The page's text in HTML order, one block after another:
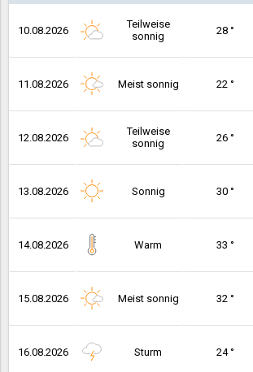
10.08.2026
Teilweise
sonnig
28 °
11.08.2026 Meist sonnig 22 °
12.08.2026
Teilweise
sonnig
26 °
13.08.2026 Sonnig 30 °
14.08.2026 Warm 33 °
15.08.2026 Meist sonnig 32 °
16.08.2026 Sturm 24 °